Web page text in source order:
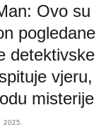
Ovo su
pogledane
detektivske
vjeru,
misterije